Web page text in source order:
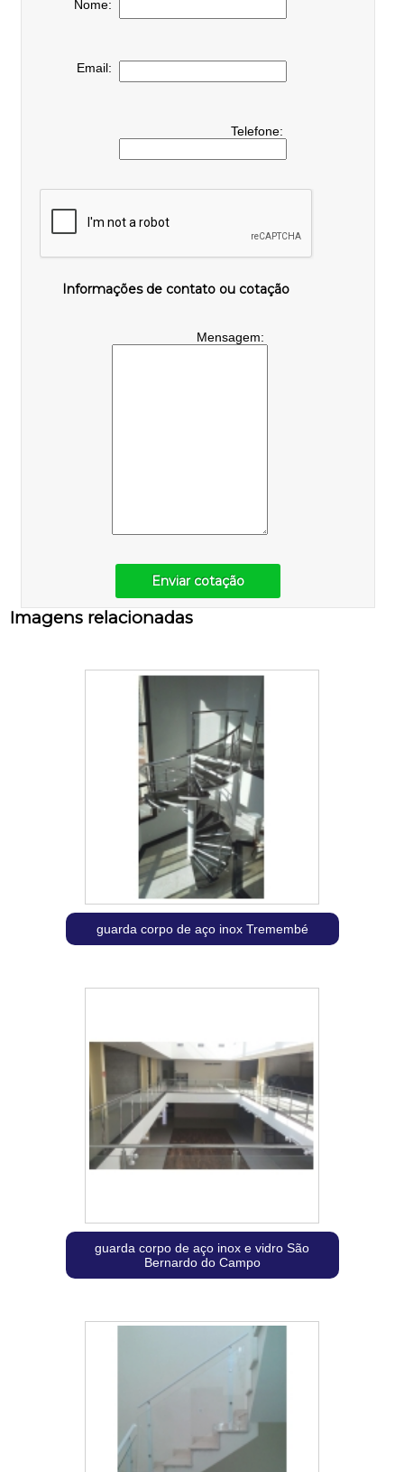
Nome:
Email:
Telefone:
Informações de contato ou cotação
Mensagem:
Enviar cotação
Imagens relacionadas
guarda corpo de aço inox Tremembé
guarda corpo de aço inox e vidro São
Bernardo do Campo